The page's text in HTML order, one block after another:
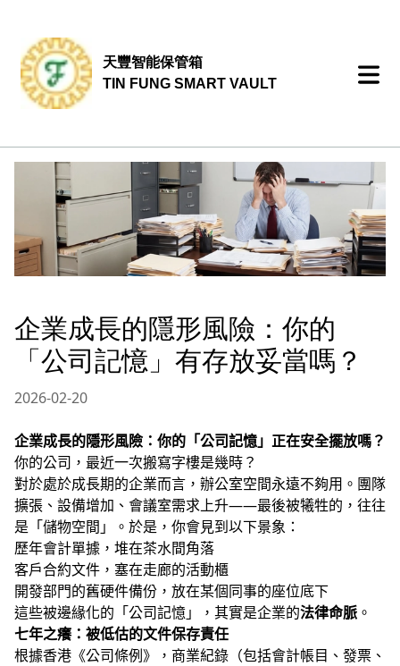
天豐智能保管箱
TIN FUNG SMART VAULT
企業成長的隱形風險：你的
「公司記憶」有存放妥當嗎？
2026-02-20
企業成長的隱形風險：你的「公司記憶」正在安全擺放嗎？
你的公司，最近一次搬寫字樓是幾時？
對於處於成長期的企業而言，辦公室空間永遠不夠用。團隊
擴張、設備增加、會議室需求上升——最後被犧牲的，往往
是「儲物空間」。於是，你會見到以下景象：
歷年會計單據，堆在茶水間角落
客戶合約文件，塞在走廊的活動櫃
開發部門的舊硬件備份，放在某個同事的座位底下
這些被邊緣化的「公司記憶」，其實是企業的法律命脈 。
七年之癢：被低估的文件保存責任
根據香港《公司條例》，商業紀錄（包括會計帳目、發票、